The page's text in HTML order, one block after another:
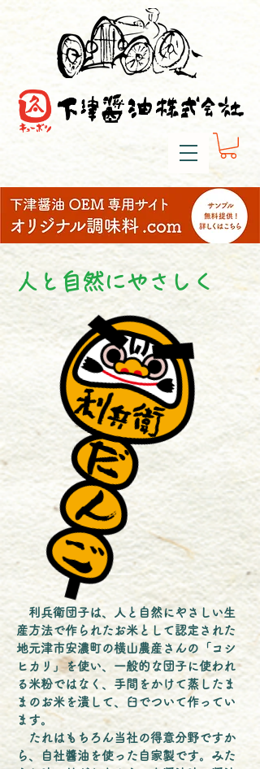
人と自然にやさしく
利兵衛団子は、人と自然にやさしい生
産方法で作られたお米として認定された
地元津市安濃町の横山農産さんの「コシ
ヒカリ」を使い、一般的な団子に使われ
る米粉ではなく、手間をかけて蒸したま
まのお米を潰して、臼でついて作ってい
ます。
たれはもちろん当社の得意分野ですか
ら、自社醬油を使った自家製です。みた